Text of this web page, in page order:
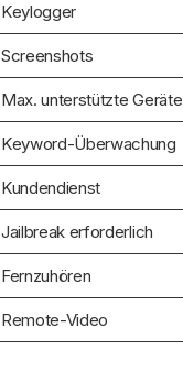
Keylogger
Screenshots
Max. unterstützte Geräte
Keyword-Überwachung
Kundendienst
Jailbreak erforderlich
Fernzuhören
Remote-Video